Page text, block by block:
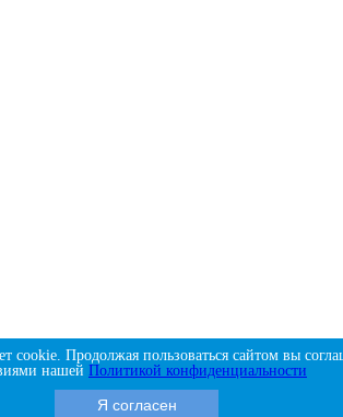
cookie. Продолжая пользоваться сайтом вы
нашей Политикой конфиденциальности
Я согласен